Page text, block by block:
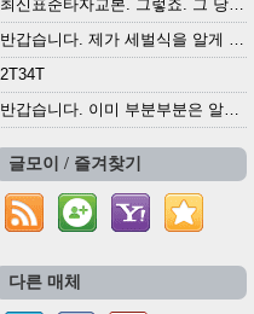
최신표준타자교본. 그렇죠. 그 당시에 최신 표준...
2T34T
반갑습니다. 이미 부분부분은 알려진 정보들이...
글모이 / 즐겨찾기
다른 매체